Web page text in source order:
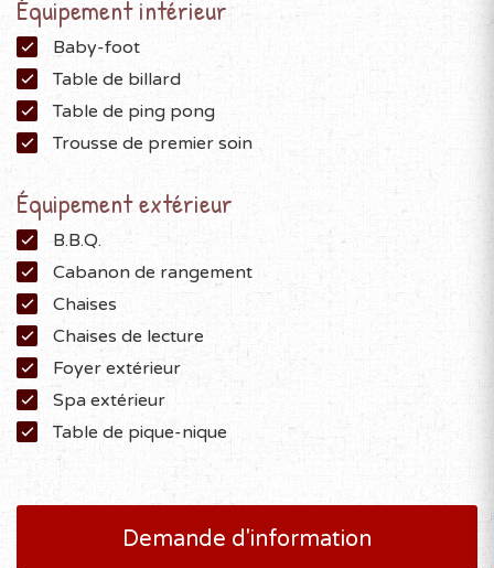
Équipement intérieur
Baby-foot
Table de billard
Table de ping pong
Trousse de premier soin
Équipement extérieur
B.B.Q.
Cabanon de rangement
Chaises
Chaises de lecture
Foyer extérieur
Spa extérieur
Table de pique-nique
Demande d'information